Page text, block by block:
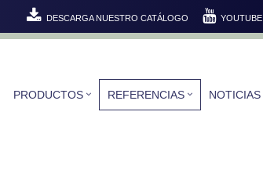
DESCARGA NUESTRO CATÁLOGO YOUTUBE
PRODUCTOS REFERENCIAS NOTICIAS